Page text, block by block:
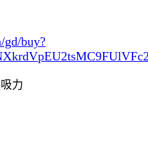
gd/buy?
力